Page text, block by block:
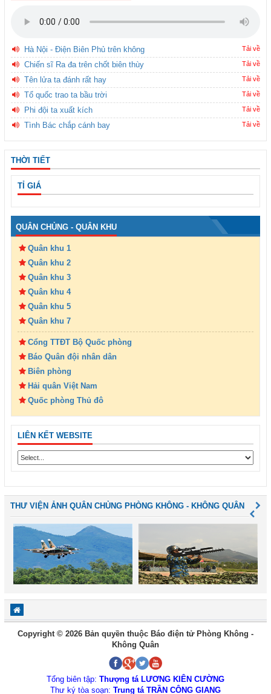
Hà Nội - Điện Biên Phủ trên không Tải về
Chiến sĩ Ra đa trên chốt biên thùy Tải về
Tên lửa ta đánh rất hay Tải về
Tổ quốc trao ta bầu trời Tải về
Phi đội ta xuất kích Tải về
Tình Bác chắp cánh bay Tải về
THỜI TIẾT
TỈ GIÁ
QUÂN CHỦNG - QUÂN KHU
Quân khu 1
Quân khu 2
Quân khu 3
Quân khu 4
Quân khu 5
Quân khu 7
Cổng TTĐT Bộ Quốc phòng
Báo Quân đội nhân dân
Biên phòng
Hải quân Việt Nam
Quốc phòng Thủ đô
LIÊN KẾT WEBSITE
THƯ VIỆN ẢNH QUÂN CHỦNG PHÒNG KHÔNG - KHÔNG QUÂN
Copyright © 2026 Bản quyền thuộc Báo điện tử Phòng Không -
Không Quân
Tổng biên tập: Thượng tá LƯƠNG KIÊN CƯỜNG
Thư ký tòa soạn: Trung tá TRẦN CÔNG GIANG